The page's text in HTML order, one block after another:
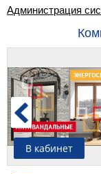
Администрация
В кабинет